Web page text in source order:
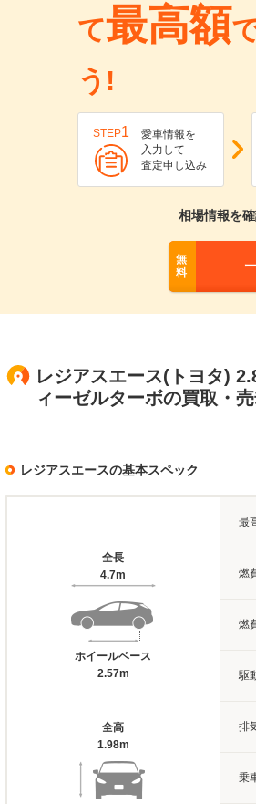
て最高額
う!
STEP1
愛車情報を
入力して
査定申し込み
相場情報を
無
料
レジアスエース(トヨタ)
ィーゼルターボの買取・
レジアスエースの基本スペック
全長
4.7m
ホイールベース
2.57m
全高
1.98m
最
燃
燃
駆
排
乗